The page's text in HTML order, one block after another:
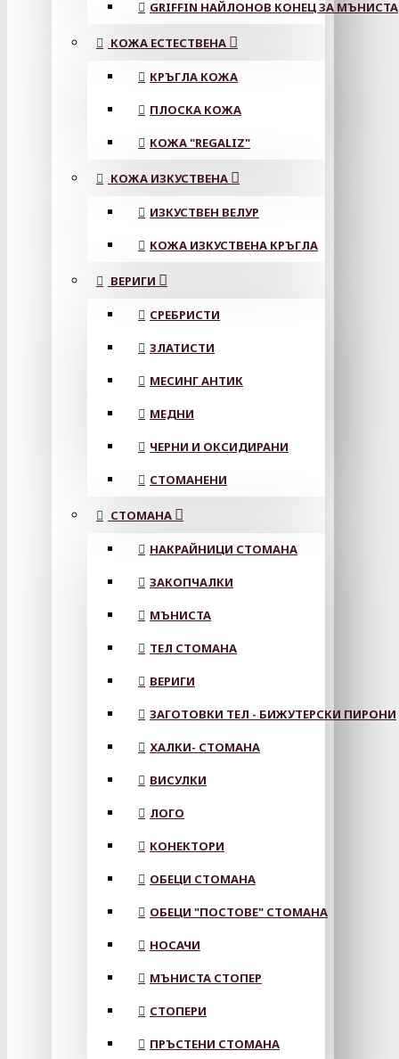
GRIFFIN НАЙЛОНОВ КОНЕЦ ЗА МЪНИСТА
КОЖА ЕСТЕСТВЕНА
КРЪГЛА КОЖА
ПЛОСКА КОЖА
КОЖА "REGALIZ"
КОЖА ИЗКУСТВЕНА
ИЗКУСТВЕН ВЕЛУР
КОЖА ИЗКУСТВЕНА КРЪГЛА
ВЕРИГИ
СРЕБРИСТИ
ЗЛАТИСТИ
МЕСИНГ АНТИК
МЕДНИ
ЧЕРНИ И ОКСИДИРАНИ
СТОМАНЕНИ
СТОМАНА
НАКРАЙНИЦИ СТОМАНА
ЗАКОПЧАЛКИ
МЪНИСТА
ТЕЛ СТОМАНА
ВЕРИГИ
ЗАГОТОВКИ ТЕЛ - БИЖУТЕРСКИ ПИРОНИ
ХАЛКИ- СТОМАНА
ВИСУЛКИ
ЛОГО
КОНЕКТОРИ
ОБЕЦИ СТОМАНА
ОБЕЦИ "ПОСТОВЕ" СТОМАНА
НОСАЧИ
МЪНИСТА СТОПЕР
СТОПЕРИ
ПРЪСТЕНИ СТОМАНА